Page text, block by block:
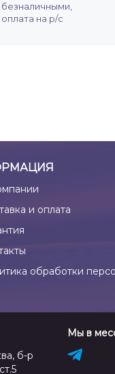
безналичными,
оплата на р/с
и оплата
обработки
б-р
Мы в